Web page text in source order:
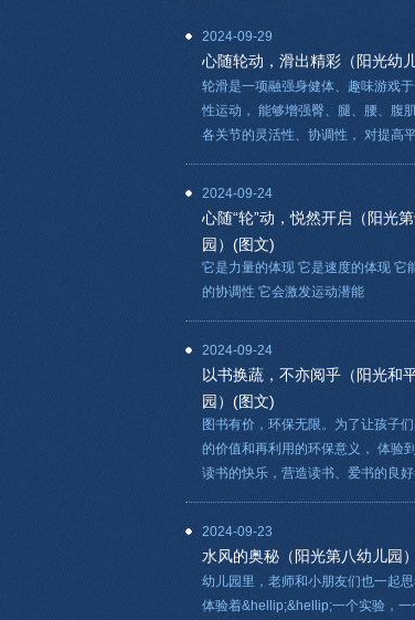
2024-09-29
心随轮动，滑出精彩（阳光幼
轮滑是一项融强身健体、趣味游戏
性运动， 能够增强臀、腿、腰、腹
各关节的灵活性、协调性， 对提高
2024-09-24
心随“轮”动，悦然开启（阳光
园）(图文)
它是力量的体现 它是速度的体现 它
的协调性 它会激发运动潜能
2024-09-24
以书换蔬，不亦阅乎（阳光和
园）(图文)
图书有价，环保无限。为了让孩子
的价值和再利用的环保意义， 体验
读书的快乐，营造读书、爱书的良好
2024-09-23
水风的奥秘（阳光第八幼儿园
幼儿园里，老师和小朋友们也一起思
体验着&hellip;&hellip;一个实验，一